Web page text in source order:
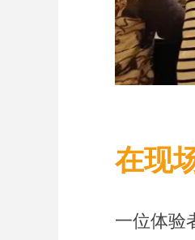
在现
一位体验